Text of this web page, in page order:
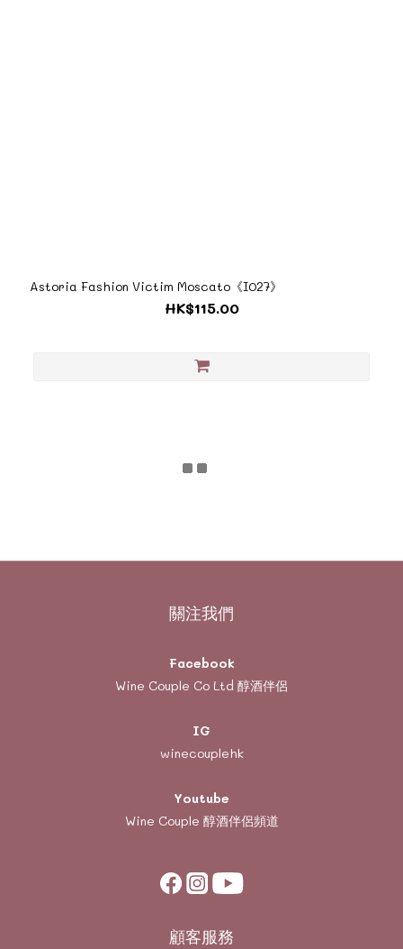
Astoria Fashion Victim Moscato《I027》
HK$115.00
關注我們
Facebook
Wine Couple Co Ltd 醇酒伴侶
IG
winecouplehk
Youtube
Wine Couple 醇酒伴侶頻道
顧客服務